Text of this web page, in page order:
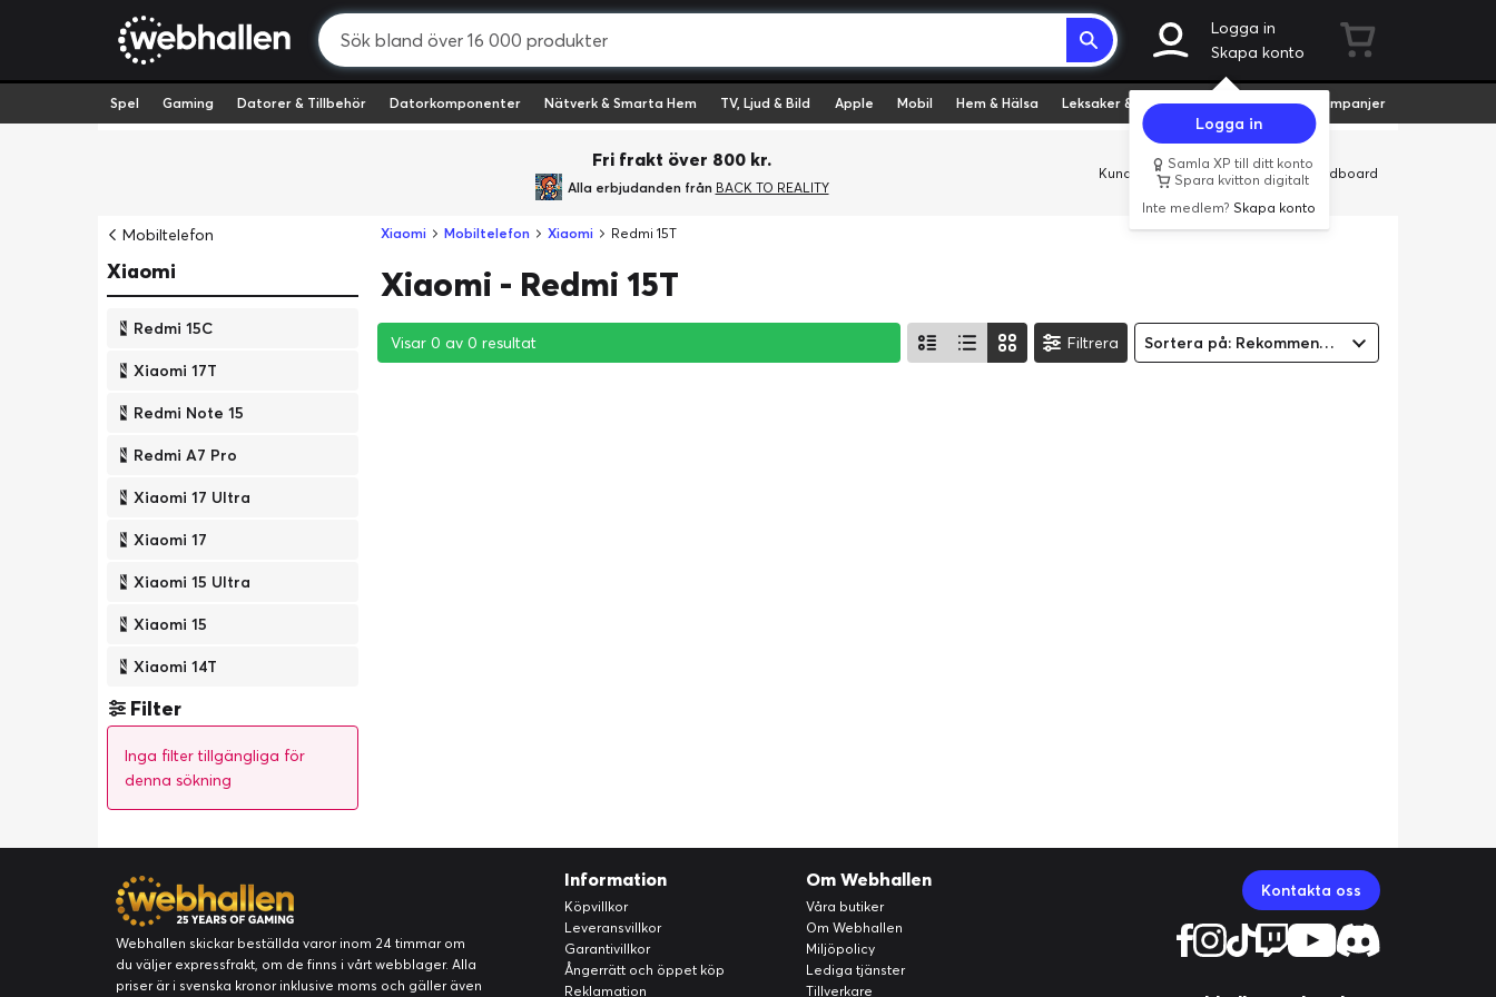
Logga in
Skapa konto
Logga in
Samla XP till ditt konto
Spara kvitton digitalt
Inte medlem?Skapa konto
Spel Gaming Datorer & Tillbehör Datorkomponenter Nätverk & Smarta Hem TV, Ljud & Bild Apple Mobil Hem & Hälsa Leksaker & Hobby Fyndvaror Kampanjer
Fri frakt över 800 kr.
Alla erbjudanden från BACK TO REALITY
Kundservice Butiker Företag Cardboard
Mobiltelefon
Xiaomi
Redmi 15C
Xiaomi 17T
Redmi Note 15
Redmi A7 Pro
Xiaomi 17 Ultra
Xiaomi 17
Xiaomi 15 Ultra
Xiaomi 15
Xiaomi 14T
Filter
Inga filter tillgängliga för
denna sökning
Xiaomi Mobiltelefon Xiaomi Redmi 15T
Xiaomi - Redmi 15T
Visar 0 av 0 resultat
Visar 0 av 0 resultat
Visar 0 av 0 resultat Filtrera Sortera på: Rekommenderad
Webhallen skickar beställda varor inom 24 timmar om
du väljer expressfrakt, om de finns i vårt webblager. Alla
priser är i svenska kronor inklusive moms och gäller även
Information
Köpvillkor
Leveransvillkor
Garantivillkor
Ångerrätt och öppet köp
Reklamation
Om Webhallen
Våra butiker
Om Webhallen
Miljöpolicy
Lediga tjänster
Tillverkare
Kontakta oss